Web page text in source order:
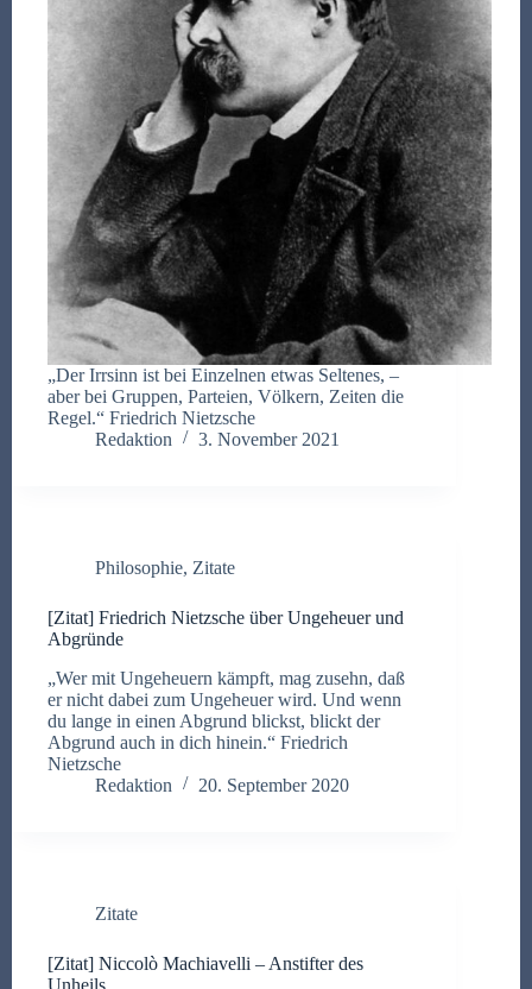
„Der Irrsinn ist bei Einzelnen etwas Seltenes, –
aber bei Gruppen, Parteien, Völkern, Zeiten die
Regel.“ Friedrich Nietzsche
Redaktion
3. November 2021
Philosophie, Zitate
[Zitat] Friedrich Nietzsche über Ungeheuer und
Abgründe
„Wer mit Ungeheuern kämpft, mag zusehn, daß
er nicht dabei zum Ungeheuer wird. Und wenn
du lange in einen Abgrund blickst, blickt der
Abgrund auch in dich hinein.“ Friedrich
Nietzsche
Redaktion
20. September 2020
Zitate
[Zitat] Niccolò Machiavelli – Anstifter des
Unheils